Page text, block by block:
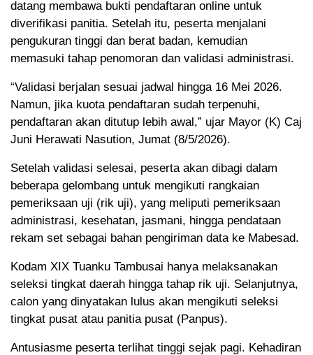
datang membawa bukti pendaftaran online untuk
diverifikasi panitia. Setelah itu, peserta menjalani
pengukuran tinggi dan berat badan, kemudian
memasuki tahap penomoran dan validasi administrasi.
“Validasi berjalan sesuai jadwal hingga 16 Mei 2026.
Namun, jika kuota pendaftaran sudah terpenuhi,
pendaftaran akan ditutup lebih awal,” ujar Mayor (K) Caj
Juni Herawati Nasution, Jumat (8/5/2026).
Setelah validasi selesai, peserta akan dibagi dalam
beberapa gelombang untuk mengikuti rangkaian
pemeriksaan uji (rik uji), yang meliputi pemeriksaan
administrasi, kesehatan, jasmani, hingga pendataan
rekam set sebagai bahan pengiriman data ke Mabesad.
Kodam XIX Tuanku Tambusai hanya melaksanakan
seleksi tingkat daerah hingga tahap rik uji. Selanjutnya,
calon yang dinyatakan lulus akan mengikuti seleksi
tingkat pusat atau panitia pusat (Panpus).
Antusiasme peserta terlihat tinggi sejak pagi. Kehadiran